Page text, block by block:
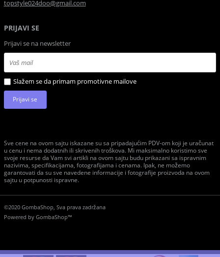
topstyle024doo@gmail.com
PRIJAVI SE
Prijavi se na newsletter
Slažem se da primam promotivne mailove
Prijavi se
Sve cene na ovom sajtu iskazane su sa pripadajućim PDV-om koji je uračunat
u cenu i nema dodatnih ili skrivenih troškova. Mi maksimalno koristimo sve
svoje resurse da Vam svi artikli na ovom sajtu budu prikazani sa ispravnim
nazivima, specifikacijama, fotografijama i cenama. Ipak, ne možemo
garantovati da su sve navedene informacije i fotografije proizvoda na ovom
sajtu u potpunosti ispravne.
©2020 GombaShop, Sva prava zadržana
Powered by GombaShop™